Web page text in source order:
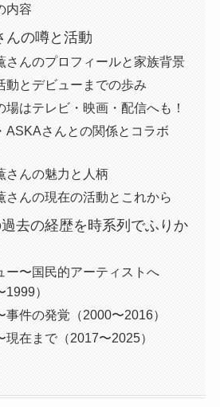
内容
んの噂と活動
さんのプロフィールと家族背景
動とデビューまでの歩み
場はテレビ・映画・配信へも！
ASKAさんとの関係とコラボ
さんの魅力と人柄
さんの現在の活動とこれから
去の経歴を時系列でふりか
ー〜国民的アーティストへ
1999）
事件の発覚（2000〜2016）
現在まで（2017〜2025）